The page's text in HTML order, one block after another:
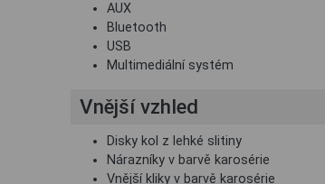
AUX
Bluetooth
USB
Multimediální systém
Vnější vzhled
Disky kol z lehké slitiny
Nárazníky v barvě karosérie
Vnější kliky v barvě karosérie